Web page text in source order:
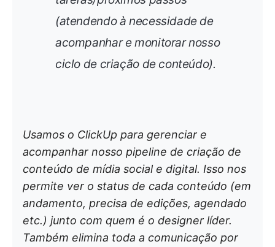
(atendendo à necessidade de
acompanhar e monitorar nosso
ciclo de criação de conteúdo).
Usamos o ClickUp para gerenciar e
acompanhar nosso pipeline de criação de
conteúdo de mídia social e digital. Isso nos
permite ver o status de cada conteúdo (em
andamento, precisa de edições, agendado
etc.) junto com quem é o designer líder.
Também elimina toda a comunicação por